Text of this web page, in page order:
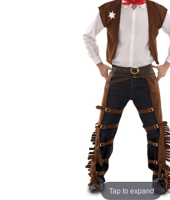
Tap to expand